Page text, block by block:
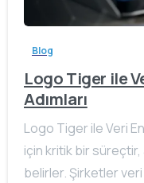
Blog
Logo Tiger ile
Adımları
Logo Tiger ile Veri
için kritik bir süreçtir,
belirler. Şirketler veri